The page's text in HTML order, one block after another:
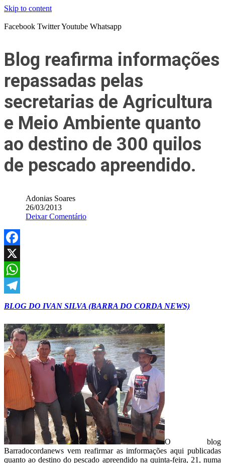
Skip to content
Facebook TwitterYoutube Whatsapp
Blog reafirma informações
repassadas pelas
secretarias de Agricultura
e Meio Ambiente quanto
ao destino de 300 quilos
de pescado apreendido.
Adonias Soares
26/03/2013
Deixar Comentário
Facebook
X
WhatsApp
Telegram
BLOG DO IVAN SILVA (BARRA DO CORDA NEWS)
O blog
Barradocordanews vem reafirmar as imformações aqui publicadas
quanto ao destino do pescado apreendido na quinta-feira, 21, numa